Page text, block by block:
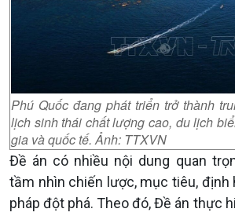
Phú Quốc đang phát triển trở thành
lịch sinh thái chất lượng cao, du lịch
gia và quốc tế. Ảnh: TTXVN
Đề án có nhiều nội dung quan
tầm nhìn chiến lược, mục tiêu, định
pháp đột phá. Theo đó, Đề án thực